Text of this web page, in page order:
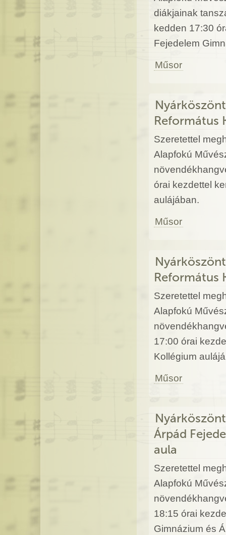
diákjainak
kedden 17:30
Fejedelem
Műsor
Református
Szeretettel
Alapfokú
órai kezdettel
aulájában.
Műsor
Református
Szeretettel
Alapfokú
17:00 órai
Kollégium
Műsor
Árpád
aula
Szeretettel
Alapfokú
18:15 órai
Gimnázium és